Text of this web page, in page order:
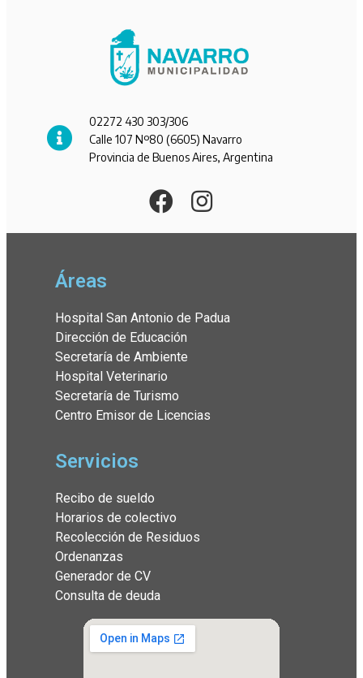
02272 430 303/306
Calle 107 Nº80 (6605) Navarro
Provincia de Buenos Aires, Argentina
Áreas
Hospital San Antonio de Padua
Dirección de Educación
Secretaría de Ambiente
Hospital Veterinario
Secretaría de Turismo
Centro Emisor de Licencias
Servicios
Recibo de sueldo
Horarios de colectivo
Recolección de Residuos
Ordenanzas
Generador de CV
Consulta de deuda